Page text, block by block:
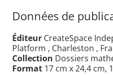
Données de
Éditeur CreateSpace
Platform , Charleston ,
Collection Dossiers
Format 17 cm x 24,4 cm,